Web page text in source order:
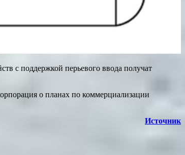
с поддержкой перьевого ввода получат
о планах по коммерциализации
Источник